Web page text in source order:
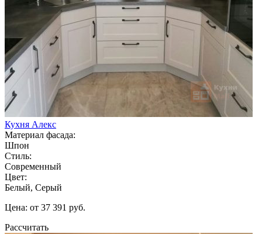
Кухня Алекс
Материал фасада:
Шпон
Стиль:
Современный
Цвет:
Белый, Серый
Цена: от 37 391 руб.
Рассчитать